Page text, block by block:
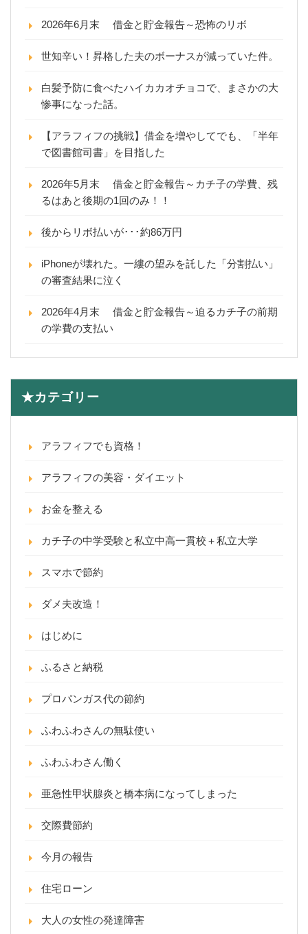
2026年6月末 借金と貯金報告～恐怖のリボ
世知辛い！昇格した夫のボーナスが減っていた件。
白髪予防に食べたハイカカオチョコで、まさかの大
惨事になった話。
【アラフィフの挑戦】借金を増やしてでも、「半年
で図書館司書」を目指した
2026年5月末 借金と貯金報告～カチ子の学費、残
るはあと後期の1回のみ！！
後からリボ払いが･･･約86万円
iPhoneが壊れた。一縷の望みを託した「分割払い」
の審査結果に泣く
2026年4月末 借金と貯金報告～迫るカチ子の前期
の学費の支払い
★カテゴリー
アラフィフでも資格！
アラフィフの美容・ダイエット
お金を整える
カチ子の中学受験と私立中高一貫校＋私立大学
スマホで節約
ダメ夫改造！
はじめに
ふるさと納税
プロパンガス代の節約
ふわふわさんの無駄使い
ふわふわさん働く
亜急性甲状腺炎と橋本病になってしまった
交際費節約
今月の報告
住宅ローン
大人の女性の発達障害